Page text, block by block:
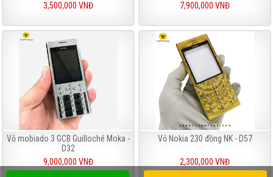
3,500,000 VNĐ 7,900,000 VNĐ
Vỏ mobiado 3 GCB Guilloché Moka -
D32
9,000,000 VNĐ
Vỏ Nokia 230 đồng NK - D57
2,300,000 VNĐ